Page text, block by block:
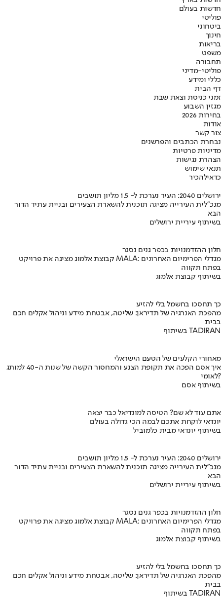
חדשות בעולם
פוליטי
ביטחוני
חינוך
בריאות
משפט
תחבורה
פוליטי-מדיני
כללי ומידע
דף הבית
זמני כניסת וצאת שבת
מגזין השבוע
בחירות 2026
אודות
צור קשר
נבחרת הכתבים והפרשנים
מדיניות פרטיות
הצהרת נגישות
תנאי שימוש
כדאילהכיר
ירושלים 2040: העיר נערכת ל- 1.5 מליון תושבים
מנכ"לית העירייה מציגה תוכנית להשארת הצעירים ובניית עתיד הדור
הבא
בשיתוף עיריית ירושלים
חלון ההזדמנויות בכפר גנים נסגר
קבוצת אלמוג מציגה את פרויקט MALA: מגדלי הפרימיום האחרונים
בפתח תקווה
בשיתוף קבוצת אלמוג
כך תחסכו בחשמל בלי להזיע
מהפכת האנרגיה של תדיראן: שליטה, אבטחת מידע וניהול אקלים חכם
בבית
בשיתוף TADIRAN
מאחורי הקלעים של הטעם הישראלי
איך אסם הפכה את תקופת הצנע והמחסור הקשה של שנות ה-40 למותג
לאומי?
בשיתוף אסם
אתם עוד לא שם? הטיסה למונדיאל כבר יצאה
יונדאי לוקחת אתכם לבמה הכי גדולה בעולם
בשיתוף יונדאי מבית כלמוביל
ירושלים 2040: העיר נערכת ל- 1.5 מליון תושבים
מנכ"לית העירייה מציגה תוכנית להשארת הצעירים ובניית עתיד הדור
הבא
בשיתוף עיריית ירושלים
חלון ההזדמנויות בכפר גנים נסגר
קבוצת אלמוג מציגה את פרויקט MALA: מגדלי הפרימיום האחרונים
בפתח תקווה
בשיתוף קבוצת אלמוג
כך תחסכו בחשמל בלי להזיע
מהפכת האנרגיה של תדיראן: שליטה, אבטחת מידע וניהול אקלים חכם
בבית
בשיתוף TADIRAN